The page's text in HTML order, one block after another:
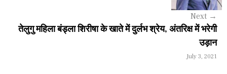
Next →
तेलुगु महिला बंड्ला शिरीषा के खाते में दुर्लभ श्रेय, अंतरिक्ष में भरेगी
उड़ान
July 3, 2021